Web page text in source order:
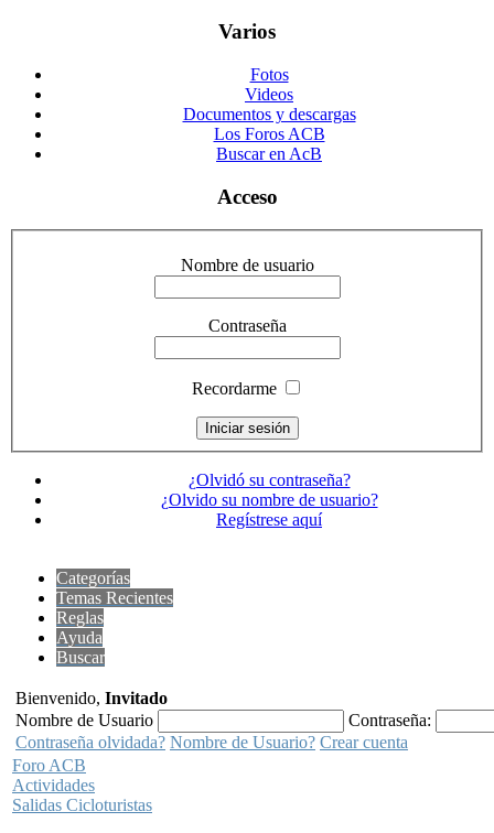
Varios
Fotos
Videos
Documentos y descargas
Los Foros ACB
Buscar en AcB
Acceso
Nombre de usuario
Contraseña
Recordarme
¿Olvidó su contraseña?
¿Olvido su nombre de usuario?
Regístrese aquí
Categorías
Temas Recientes
Reglas
Ayuda
Buscar
Bienvenido, Invitado
Nombre de Usuario
Contraseña:
Contraseña olvidada? Nombre de Usuario? Crear cuenta
Foro ACB
Actividades
Salidas Cicloturistas